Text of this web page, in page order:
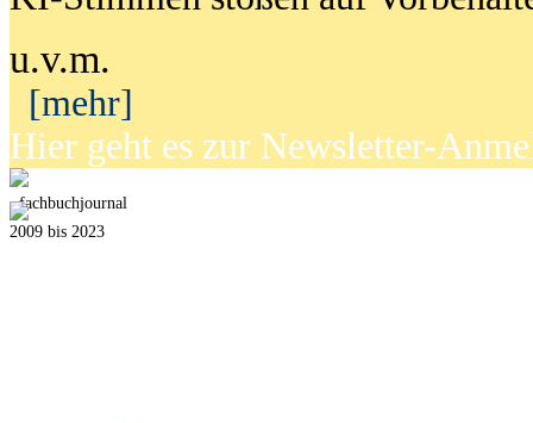
u.v.m.
[mehr]
Hier geht es zur Newsletter-
fachbuchjournal
2009 bis 2023